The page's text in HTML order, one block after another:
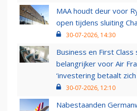
MAA houdt deur voor
open tijdens sluiting
30-07-2026, 14:30
Business en First Class
belangrijker voor Air
‘investering betaalt zich
30-07-2026, 12:10
Nabestaanden